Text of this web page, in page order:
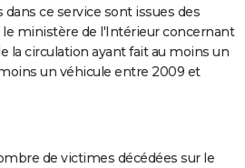
ce service sont issues des
ministère de l'Intérieur concernant
la circulation ayant fait au moins un
un véhicule entre 2009 et
de victimes décédées sur le